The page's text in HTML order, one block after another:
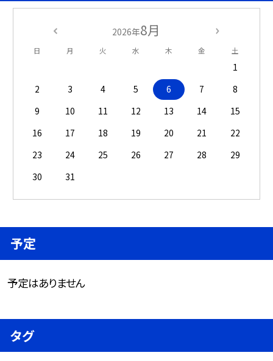
2026年8月
日 月 火 水 木 金 土
1
2
3 4 5 6 7
8
9
10 11 12 13 14
15
16
17 18 19 20 21
22
23
24 25 26 27 28
29
30
31
予定
予定はありません
タグ